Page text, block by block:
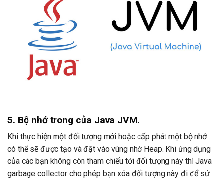
5. Bộ nhớ trong của Java JVM.
Khi thực hiện một đối tượng mới hoặc cấp phát một bộ nhớ
có thể sẽ được tạo và đặt vào vùng nhớ Heap. Khi ứng dụng
của các bạn không còn tham chiếu tới đối tượng này thì Java
garbage collector cho phép bạn xóa đối tượng này đi để sử